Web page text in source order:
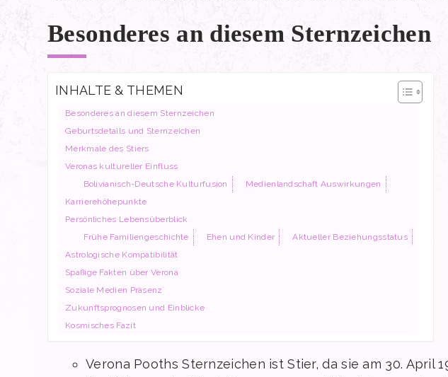
Besonderes an diesem Sternzeichen
INHALTE & THEMEN
Besonderes an diesem Sternzeichen
Geburtsdetails und Sternzeichen
Merkmale des Stiers
Veronas kultureller Einfluss
Bolivianisch-Deutsche Kulturfusion
Medienlandschaft Auswirkungen
Karrierehöhepunkte
Persönliches Lebensüberblick
Frühe Familiengeschichte
Ehen und Kinder
Aktueller Beziehungsstatus
Astrologische Kompatibilität
Spaßige Fakten über Verona
Soziale Medien Präsenz
Zukunftsprognosen und Einblicke
Kosmisches Fazit
Verona Pooths Sternzeichen ist Stier, da sie am 30. April